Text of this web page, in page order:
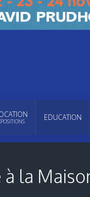
EDUCATION
à la